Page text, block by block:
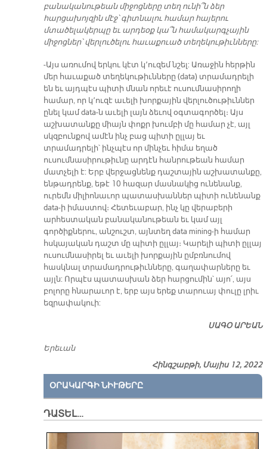
բանականութեան միջոցները տեղ ունի՞ն ձեր
հարցախոյզին մէջ՝ գիտնալու համար հայերու
մտածելակերպը եւ արդեօք կա՞ն համակարգչային
միջոցներ՝ վերլուծելու հաւաքուած տեղեկութիւնները:
-Այս առումով երկու կէտ կ՚ուզեմ նշել: Առաջին հերթին
մեր հաւաքած տեղեկութիւնները (data) տրամադրելի
են եւ այդպէս պիտի մնան որեւէ ուսումնասիրողի
համար, որ կ՚ուզէ աւելի խորքային վերլուծութիւններ
ընել կամ data-ն աւելի լայն ձեւով օգտագործել։ Այս
աշխատանքը միայն փոքր խումբի մը համար չէ, այլ
սկզբունքով ամէն ինչ բաց պիտի ըլլայ եւ
տրամադրելի՝ ինչպէս որ մինչեւ հիմա եղած
ուսումնասիրութիւնը արդէն հանրութեան համար
մատչելի է: Երբ վերջացնենք դաշտային աշխատանքը,
ենթադրենք, եթէ 10 հազար մասնակից ունենանք,
ուրեմն միլիոնաւոր պատասխաններ պիտի ունենանք
data-ի իմաստով։ Հետեւաբար, ինչ կը վերաբերի
արհեստական բանականութեան եւ կամ այլ
գործիքներու, անշուշտ, այնտեղ data mining-ի համար
հսկայական դաշտ մը պիտի ըլլայ։ Կարելի պիտի ըլլայ
ուսումնասիրել եւ աւելի խորքային ըմբռնումով
հասկնալ տրամադրութիւնները, գաղափարները եւ
այլն: Որպէս պատասխան ձեր հարցումին՝ այո՛, այս
բոլորը հնարաւոր է, երբ այս երեք տարուայ փուլը լրիւ
եզրափակուի:
ՍԱԳՕ ԱՐԵԱՆ
Երեւան
Հինգշաբթի, Մայիս 12, 2022
ՕՐԱԿԱՐԳԻ ՆԻՒԹԵՐԸ
ԴԱՏԵԼ…